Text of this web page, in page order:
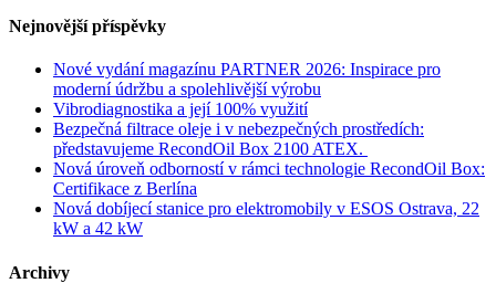
Nejnovější příspěvky
Nové vydání magazínu PARTNER 2026: Inspirace pro
moderní údržbu a spolehlivější výrobu
Vibrodiagnostika a její 100% využití
Bezpečná filtrace oleje i v nebezpečných prostředích:
představujeme RecondOil Box 2100 ATEX.
Nová úroveň odborností v rámci technologie RecondOil Box:
Certifikace z Berlína
Nová dobíjecí stanice pro elektromobily v ESOS Ostrava, 22
kW a 42 kW
Archivy